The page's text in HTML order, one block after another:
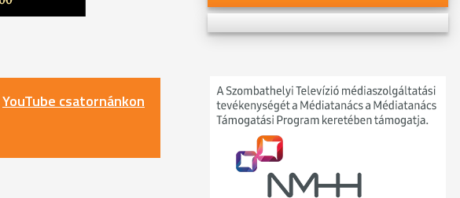
YouTube csatornánkon